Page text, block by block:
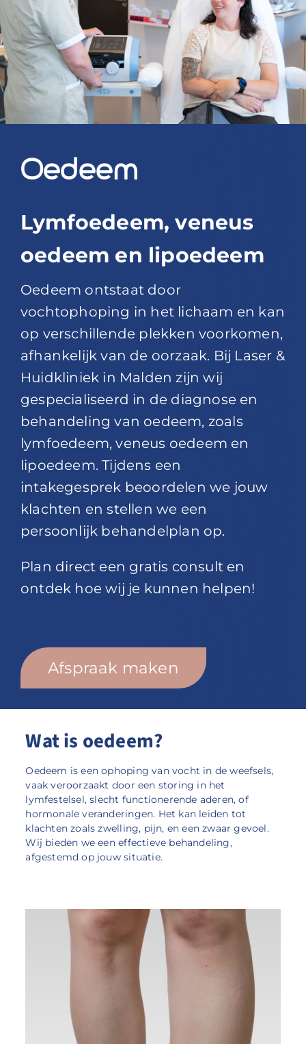
Blog
Over ons
Mijn account
Afspraak maken
Oedeem
Lymfoedeem, veneus
oedeem en lipoedeem
Oedeem ontstaat door
vochtophoping in het lichaam en kan
op verschillende plekken voorkomen,
afhankelijk van de oorzaak. Bij Laser &
Huidkliniek in Malden zijn wij
gespecialiseerd in de diagnose en
behandeling van oedeem, zoals
lymfoedeem, veneus oedeem en
lipoedeem. Tijdens een
intakegesprek beoordelen we jouw
klachten en stellen we een
persoonlijk behandelplan op.
Plan direct een gratis consult en
ontdek hoe wij je kunnen helpen!
Afspraak maken
Wat is oedeem?
Oedeem is een ophoping van vocht in de weefsels,
vaak veroorzaakt door een storing in het
lymfestelsel, slecht functionerende aderen, of
hormonale veranderingen. Het kan leiden tot
klachten zoals zwelling, pijn, en een zwaar gevoel.
Wij bieden we een effectieve behandeling,
afgestemd op jouw situatie.